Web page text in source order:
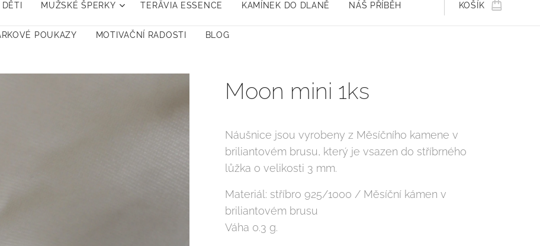
MUŽSKÉ ŠPERKY TERĀVIA ESSENCE KAMÍNEK DO DLANĚ NÁŠ PŘÍBĚH
POUKAZY MOTIVAČNÍ RADOSTI BLOG
KOŠÍK
Moon mini 1ks
Náušnice jsou vyrobeny z Měsíčního kamene v
briliantovém brusu, který je vsazen do stříbrného
lůžka o velikosti 3 mm.
Materiál: stříbro 925/1000 / Měsíční kámen v
briliantovém brusu
Váha 0.3 g.